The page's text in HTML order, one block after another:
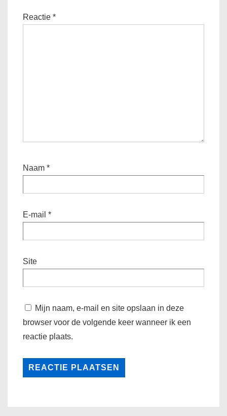
Reactie *
Naam *
E-mail *
Site
Mijn naam, e-mail en site opslaan in deze
browser voor de volgende keer wanneer ik een
reactie plaats.